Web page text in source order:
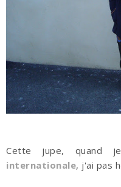
Cette jupe,
internationale, j'ai pas